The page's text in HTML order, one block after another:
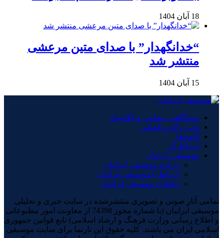
18 آبان 1404
“خدانگهدار” با صدای متین مرعشی
منتشر شد
15 آبان 1404
دستگاهی، مقامی و کلاسیک
پاپ، راک و تلفیقی
آلبوم‌ها
ارتباط گر
موسیقی ایرانیان
درباره موسیقی ایرانیان
ارتباط با موسیقی ایرانیان
تبلیغات موسیقی ایرانیان
تمامی آثار صوتی و تصویری منتشرشده در سایت خبری و تحلیلی
موسیقی ایرانیان (با شماره مجوز 74398 از معاونت امور مطبوعاتی
و اطلاع رسانی وزارت فرهنگ و ارشاد اسلامی) تابع قوانین جمهوری
اسلامی ایران می باشند. کلیه حقوق این تارنما برای سایت موسیقی